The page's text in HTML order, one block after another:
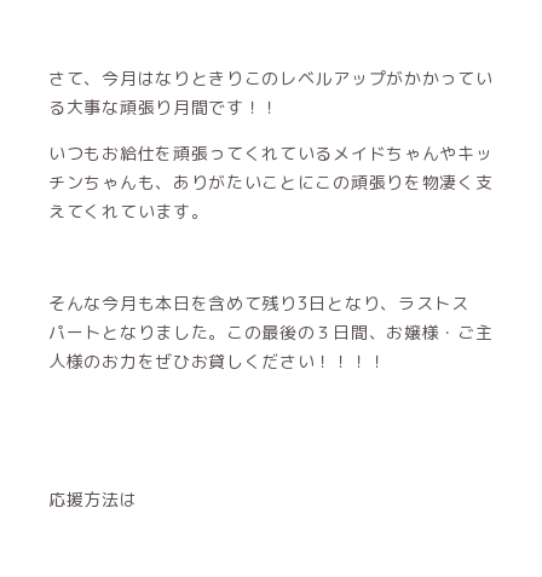
さて、今月はなりときりこのレベルアップがかかってい
る大事な頑張り月間です！！
いつもお給仕を頑張ってくれているメイドちゃんやキッ
チンちゃんも、ありがたいことにこの頑張りを物凄く支
えてくれています。
そんな今月も本日を含めて残り3日となり、ラストス
パートとなりました。この最後の３日間、お嬢様・ご主
人様のお力をぜひお貸しください！！！！
応援方法は